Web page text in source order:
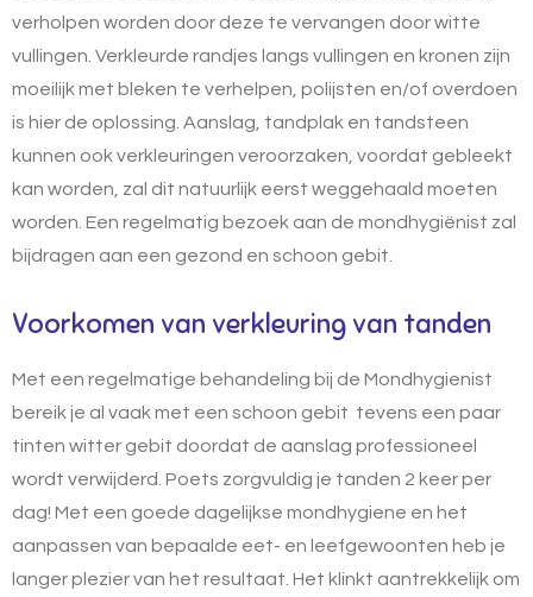
verholpen worden door deze te vervangen door witte
vullingen. Verkleurde randjes langs vullingen en kronen zijn
moeilijk met bleken te verhelpen, polijsten en/of overdoen
is hier de oplossing. Aanslag, tandplak en tandsteen
kunnen ook verkleuringen veroorzaken, voordat gebleekt
kan worden, zal dit natuurlijk eerst weggehaald moeten
worden. Een regelmatig bezoek aan de mondhygiënist zal
bijdragen aan een gezond en schoon gebit.
Voorkomen van verkleuring van tanden
Met een regelmatige behandeling bij de Mondhygienist
bereik je al vaak met een schoon gebit tevens een paar
tinten witter gebit doordat de aanslag professioneel
wordt verwijderd. Poets zorgvuldig je tanden 2 keer per
dag! Met een goede dagelijkse mondhygiene en het
aanpassen van bepaalde eet- en leefgewoonten heb je
langer plezier van het resultaat. Het klinkt aantrekkelijk om